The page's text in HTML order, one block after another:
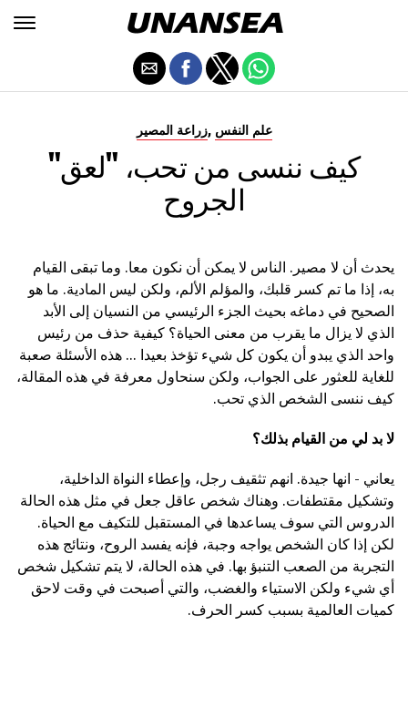
زراعة المصير, علم النفس
كيف ننسى من تحب، "لعق"
الجروح
يحدث أن لا مصير. الناس لا يمكن أن نكون معا. وما تبقى القيام
به، إذا ما تم كسر قلبك، والمؤلم الألم، ولكن ليس المادية. ما هو
الصحيح في دماغه بحيث الجزء الرئيسي من النسيان إلى الأبد
الذي لا يزال ما يقرب من معنى الحياة؟ كيفية حذف من رئيس
واحد الذي يبدو أن يكون كل شيء تؤخذ بعيدا ... هذه الأسئلة صعبة
للغاية للعثور على الجواب، ولكن سنحاول معرفة في هذه المقالة،
كيف ننسى الشخص الذي تحب.
لا بد لي من القيام بذلك؟
يعاني - انها جيدة. انهم تثقيف رجل، وإعطاء النواة الداخلية،
وتشكيل مقتطفات. وهناك شخص عاقل جعل في مثل هذه الحالة
الدروس التي سوف يساعدها في المستقبل للتكيف مع الحياة.
لكن إذا كان الشخص يواجه وجبة، فإنه يفسد الروح، ونتائج هذه
التجربة من الصعب التنبؤ بها. في هذه الحالة، لا يتم تشكيل شخص
أي شيء ولكن الاستياء والغضب، والتي أصبحت في وقت لاحق
كميات العالمية بسبب كسر الحرف.